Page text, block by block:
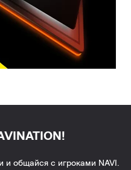
общайся с игроками NAVI.